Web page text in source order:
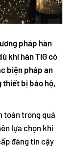
pháp hàn
khí hàn TIG có
biện pháp an
thiết bị bảo hộ,
toàn trong quá
lựa chọn khí
đáng tin cậy